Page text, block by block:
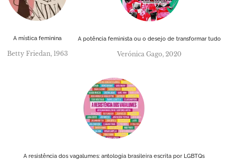
A mística feminina
Betty Friedan, 1963
A potência feminista ou o desejo de transformar tudo
Verónica Gago, 2020
A resistência dos vagalumes: antologia brasileira escrita por LGBTQs